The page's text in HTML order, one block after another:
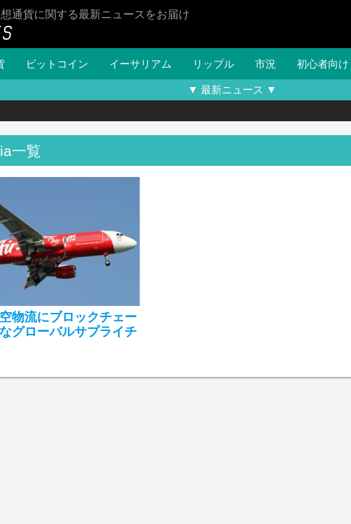
通貨に関する最新ニュースをお届け
ビットコイン イーサリアム リップル 市況 初心者向け
▼ 最新ニュース ▼
一覧
物流にブロックチェー
グローバルサプライチ